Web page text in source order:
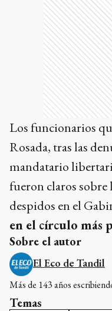
Los funcionarios
Rosada, tras las
mandatario
fueron claros sobre
despidos en el
en el círculo más
Sobre el autor
El Eco de Tandil
Más de 143 años
Temas